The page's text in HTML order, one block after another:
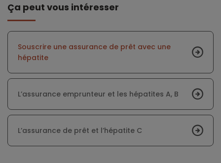
Ça peut vous intéresser
Souscrire une assurance de prêt avec une
hépatite
L’assurance emprunteur et les hépatites A, B
L’assurance de prêt et l’hépatite C